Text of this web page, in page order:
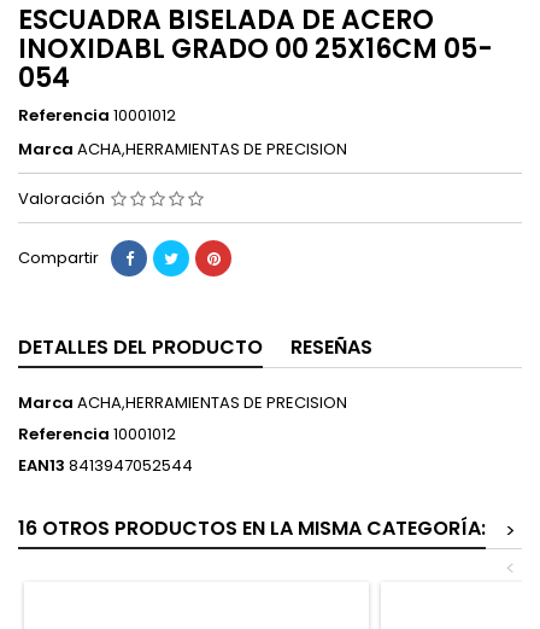
ESCUADRA BISELADA DE ACERO
INOXIDABL GRADO 00 25X16CM 05-
054
Referencia 10001012
Marca ACHA,HERRAMIENTAS DE PRECISION
Valoración
Compartir
DETALLES DEL PRODUCTO RESEÑAS
Marca ACHA,HERRAMIENTAS DE PRECISION
Referencia 10001012
EAN13 8413947052544
16 OTROS PRODUCTOS EN LA MISMA CATEGORÍA:
>
<